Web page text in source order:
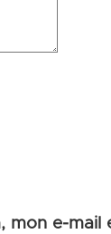
mon e-mail